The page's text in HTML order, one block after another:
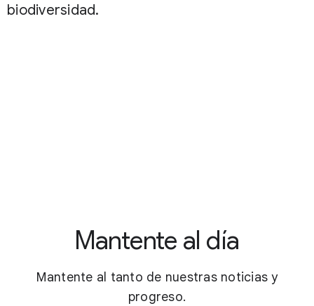
biodiversidad.
Mantente al día
Mantente al tanto de nuestras noticias y
progreso.